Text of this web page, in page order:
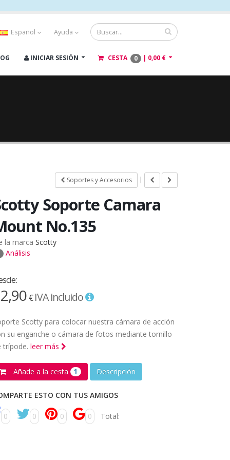
Español Ayuda
INICIAR SESIÓN CESTA 0 | 0,00 €
Soportes y Accesorios |
Soporte Camara
No.135
la marca Scotty
Análisis
€IVA incluido
Scotty para colocar nuestra cámara de acción
su enganche o cámara de fotos mediante tornillo
trípode. leer más
Añade a la cesta 1 Descripción
ESTO CON TUS AMIGOS
0 0 0 0 Total: